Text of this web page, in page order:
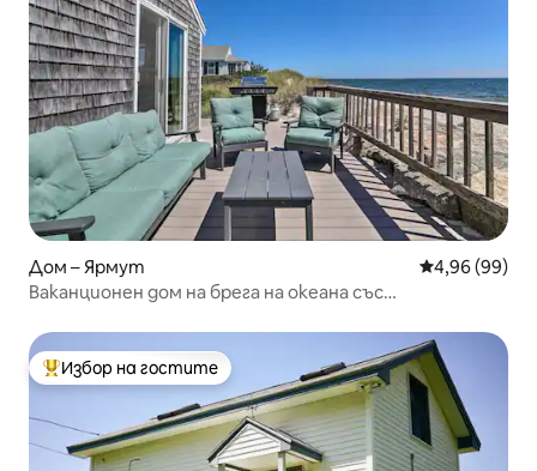
Дом – Ярмут Средна
4,96 (99)
Ваканционен дом на брега на океана със
Най-популярен избор на гостите
Избор на гостите